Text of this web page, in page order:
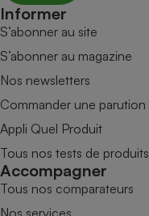
Informer
S’abonner au site
S’abonner au magazine
Nos newsletters
Commander une parution
Appli Quel Produit
Tous nos tests de produits
Accompagner
Tous nos comparateurs
Nos services